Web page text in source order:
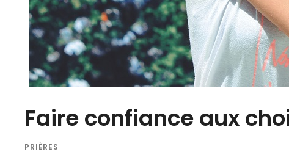
Faire confiance aux
PRIÈRES